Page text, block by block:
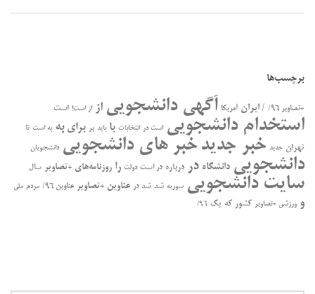
برچسب‌ها
+تصاویر ۹۶/ / ایران آمریکا آگهی دانشجویی از از است! است
استخدام دانشجویی است در انتخابات با باید بر برای به به است تا
تهران جدید خبر جدید خبر های دانشجویی دانشجویان
دانشجویی دانشگاه در درباره در ﺍﺳﺖ دولت را روزنامه‌های +تصاویر سال
سایت دانشجویی سوریه شد شد در عناوین +تصاویر عناوین ۹۶/ مردم ملی
و ورزشی +تصاویر کشور که یک ۹۶/